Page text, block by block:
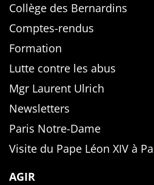
Collège des Bernardins
Comptes-rendus
Formation
Lutte contre les abus
Mgr Laurent Ulrich
Newsletters
Paris Notre-Dame
Visite du Pape Léon XIV à
AGIR